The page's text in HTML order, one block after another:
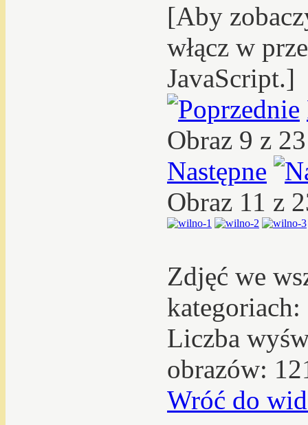
[Aby
włącz w
JavaScript.]
Obraz 9 z
Następne
Obraz 11 z
Zdjęć we
kategoriach:
Liczba
obrazów:
Wróć do